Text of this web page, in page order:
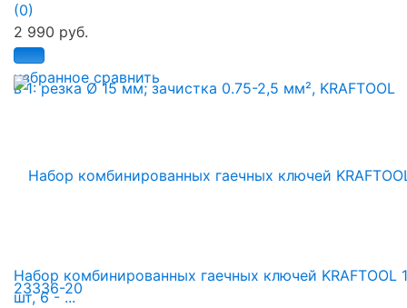
избранное сравнить
(0)
2 990 руб.
Набор комбинированных гаечных ключей KRAFTOOL
шт, 6 - ...